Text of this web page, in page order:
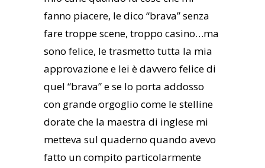
fanno piacere, le dico “brava” senza
fare troppe scene, troppo casino…ma
sono felice, le trasmetto tutta la mia
approvazione e lei è davvero felice di
quel “brava” e se lo porta addosso
con grande orgoglio come le stelline
dorate che la maestra di inglese mi
metteva sul quaderno quando avevo
fatto un compito particolarmente